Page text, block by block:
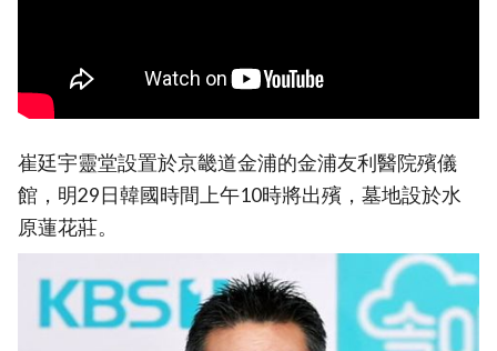
崔廷宇靈堂設置於京畿道金浦的金浦友利醫院殯儀
館，明29日韓國時間上午10時將出殯，墓地設於水
原蓮花莊。